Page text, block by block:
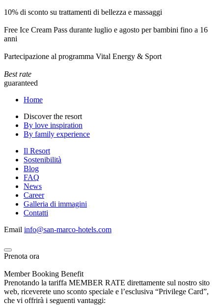
10% di sconto su trattamenti di bellezza e massaggi
Free Ice Cream Pass durante luglio e agosto per bambini fino a 16
anni
Partecipazione al programma Vital Energy & Sport
Best rate
guaranteed
Home
Discover the resort
By love inspiration
By family experience
Il Resort
Sostenibilità
Blog
FAQ
News
Career
Galleria di immagini
Contatti
Email info@san-marco-hotels.com
Prenota ora
Member Booking Benefit
Prenotando la tariffa MEMBER RATE direttamente sul nostro sito
web, riceverete uno sconto speciale e l’esclusiva “Privilege Card”,
che vi offrirà i seguenti vantaggi: